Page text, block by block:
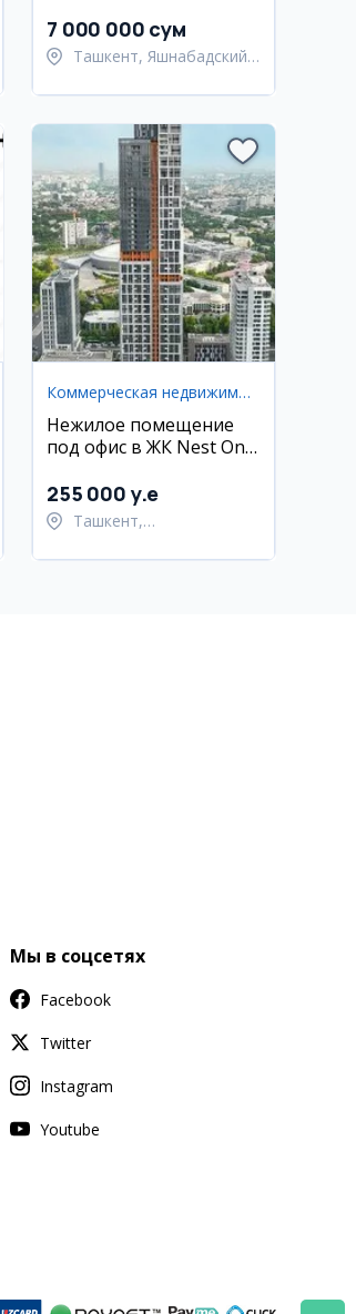
7 000 000 сум
Ташкент, Яшнабадский
Коммерческая недвижимость
Нежилое помещение
под офис в ЖК Nest One
56 кв.м
255 000 y.e
Ташкент,
Мы в соцсетях
Facebook
Twitter
Instagram
Youtube